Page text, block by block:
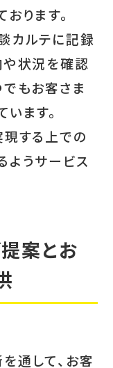
ります。
カルテに記録
や状況を確認
もお客さま
ます。
現する上での
ようサービス
案とお
通して、お客